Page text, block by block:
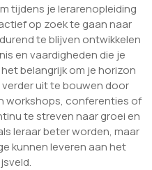
tijdens je lerarenopleiding
op zoek te gaan naar
te blijven ontwikkelen
en vaardigheden die je
belangrijk om je horizon
uit te bouwen door
workshops, conferenties of
te streven naar groei en
leraar beter worden, maar
kunnen leveren aan het